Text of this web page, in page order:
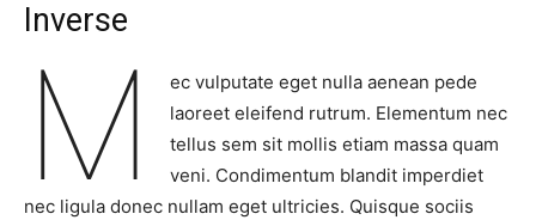
Inverse
M
ec vulputate eget nulla aenean pede
laoreet eleifend rutrum. Elementum nec
tellus sem sit mollis etiam massa quam
veni. Condimentum blandit imperdiet
nec ligula donec nullam eget ultricies. Quisque sociis